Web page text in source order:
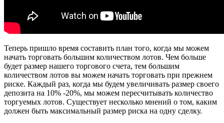
Теперь пришло время составить план того, когда мы можем
начать торговать большим количеством лотов. Чем больше
будет размер нашего торгового счета, тем большим
количеством лотов вы можем начать торговать при прежнем
риске. Каждый раз, когда мы будем увеличивать размер своего
депозита на 10% -20%, мы можем пересчитывать количество
торгуемых лотов. Существует несколько мнений о том, каким
должен быть максимальный размер риска на одну сделку.